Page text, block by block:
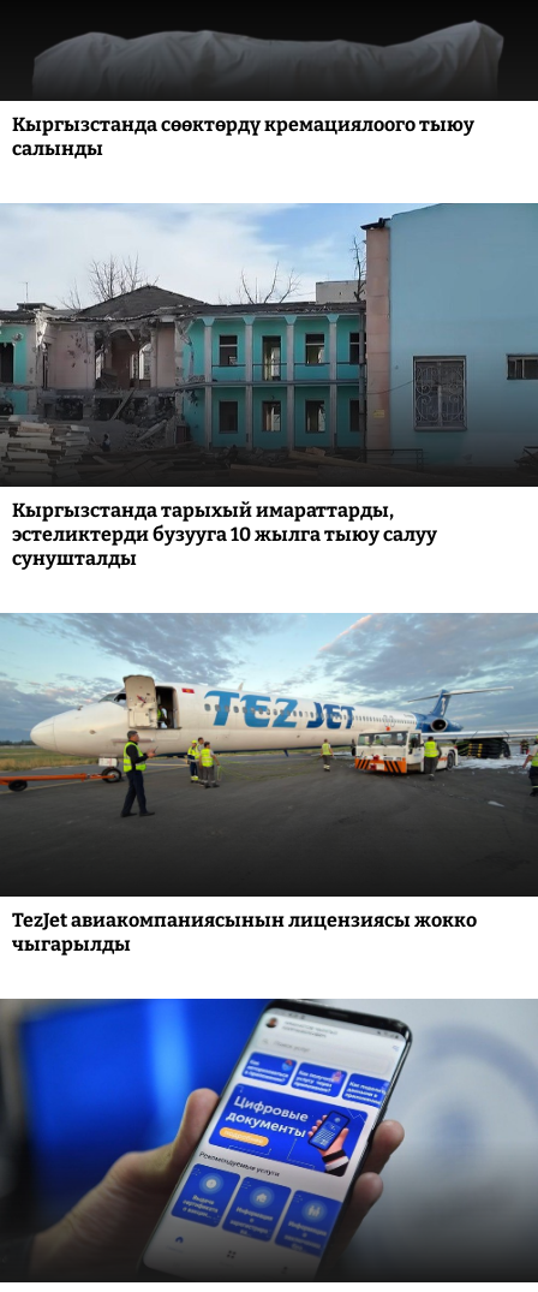
Кыргызстанда сөөктөрдү кремациялоого тыюу
салынды
Кыргызстанда тарыхый имараттарды,
эстеликтерди бузууга 10 жылга тыюу салуу
сунушталды
TezJet авиакомпаниясынын лицензиясы жокко
чыгарылды